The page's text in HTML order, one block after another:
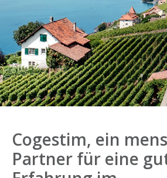
Cogestim, ein
Partner für eine